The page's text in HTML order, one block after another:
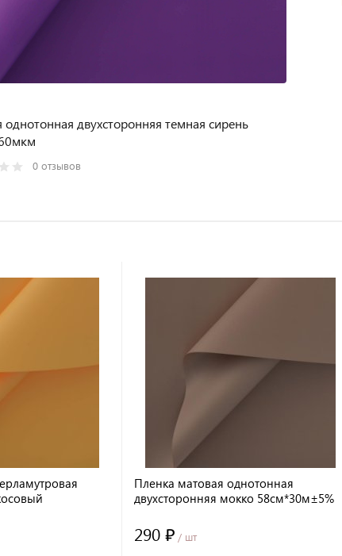
однотонная двухсторонняя темная сирень
0 отзывов
Пленка матовая однотонная
двухсторонняя мокко 58см*30м±5%
290 ₽ / шт